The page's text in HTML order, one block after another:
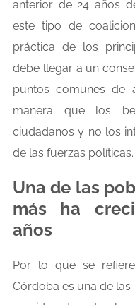
anterior de 24 años
este tipo de
práctica de los
debe llegar a un
puntos comunes de
manera que los
ciudadanos y no los
de las fuerzas políticas.
Una de las
más ha
años
Por lo que se
Córdoba es una de